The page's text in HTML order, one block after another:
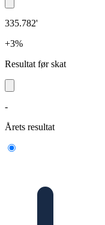
335.782'
+3%
Resultat før skat
-
Årets resultat